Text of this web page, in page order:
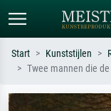
Zoek op kunstenaar, titel
Start Kunststijlen
Twee mannen die